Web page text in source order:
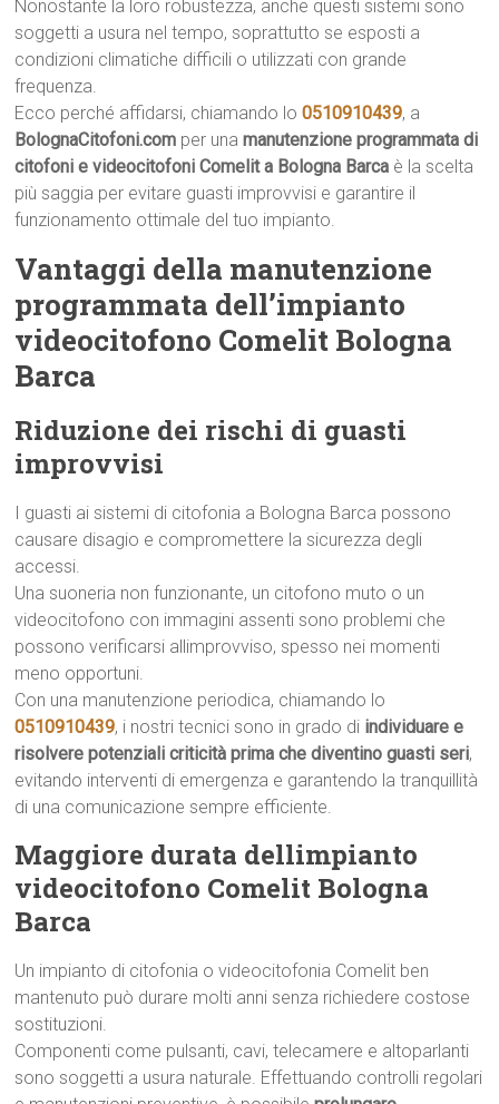
Nonostante la loro robustezza, anche questi sistemi sono
soggetti a usura nel tempo, soprattutto se esposti a
condizioni climatiche difficili o utilizzati con grande
frequenza.
Ecco perché affidarsi, chiamando lo0510910439, a
BolognaCitofoni.com per unamanutenzione programmata di
citofoni e videocitofoni Comelit a Bologna Barca è la scelta
più saggia per evitare guasti improvvisi e garantire il
funzionamento ottimale del tuo impianto.
Vantaggi della manutenzione
programmata dell’impianto
videocitofono Comelit Bologna
Barca
Riduzione dei rischi di guasti
improvvisi
I guasti ai sistemi di citofonia a Bologna Barca possono
causare disagio e compromettere la sicurezza degli
accessi.
Una suoneria non funzionante, un citofono muto o un
videocitofono con immagini assenti sono problemi che
possono verificarsi allimprovviso, spesso nei momenti
meno opportuni.
Con una manutenzione periodica, chiamando lo
0510910439, i nostri tecnici sono in grado di individuare e
risolvere potenziali criticità prima che diventino guasti seri,
evitando interventi di emergenza e garantendo la tranquillità
di una comunicazione sempre efficiente.
Maggiore durata dellimpianto
videocitofono Comelit Bologna
Barca
Un impianto di citofonia o videocitofonia Comelit ben
mantenuto può durare molti anni senza richiedere costose
sostituzioni.
Componenti come pulsanti, cavi, telecamere e altoparlanti
sono soggetti a usura naturale. Effettuando controlli regolari